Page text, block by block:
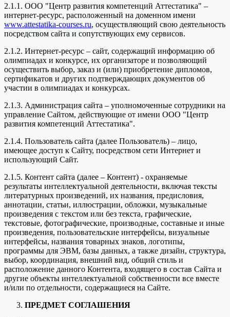
2.1.1. ООО "Центр развития компетенций Аттестатика" –
интернет-ресурс, расположенный на доменном имени
www.attestatika-courses.ru, осуществляющий свою деятельность
посредством сайта и сопутствующих ему сервисов.
2.1.2. Интернет-ресурс – сайт, содержащий информацию об
олимпиадах и конкурсе, их организаторе и позволяющий
осуществить выбор, заказ и (или) приобретение дипломов,
сертификатов и других подтверждающих документов об
участии в олимпиадах и конкурсах.
2.1.3. Администрация сайта – уполномоченные сотрудники на
управление Сайтом, действующие от имени ООО "Центр
развития компетенций Аттестатика".
2.1.4. Пользователь сайта (далее Пользователь) – лицо,
имеющее доступ к Сайту, посредством сети Интернет и
использующий Сайт.
2.1.5. Контент сайта (далее – Контент) - охраняемые
результаты интеллектуальной деятельности, включая тексты
литературных произведений, их названия, предисловия,
аннотации, статьи, иллюстрации, обложки, музыкальные
произведения с текстом или без текста, графические,
текстовые, фотографические, производные, составные и иные
произведения, пользовательские интерфейсы, визуальные
интерфейсы, названия товарных знаков, логотипы,
программы для ЭВМ, базы данных, а также дизайн, структура,
выбор, координация, внешний вид, общий стиль и
расположение данного Контента, входящего в состав Сайта и
другие объекты интеллектуальной собственности все вместе
и/или по отдельности, содержащиеся на Сайте.
ПРЕДМЕТ СОГЛАШЕНИЯ